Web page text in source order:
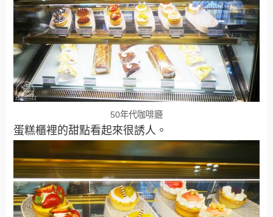
50年代咖啡廳
蛋糕櫃裡的甜點看起來很誘人。